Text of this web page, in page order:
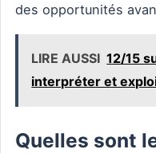
des opportunités
LIRE AUSSI 12/15
interpréter et
Quelles sont